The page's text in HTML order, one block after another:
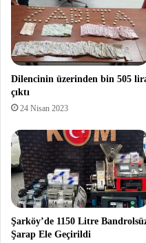
Dilencinin üzerinden bin 505
çıktı
24 Nisan 2023
Şarköy’de 1150 Litre
Şarap Ele Geçirildi